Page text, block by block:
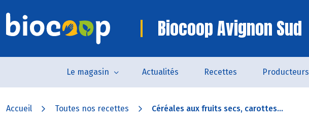
Biocoop Avignon Sud
Le magasin Actualités Recettes Producteurs
Accueil Toutes nos recettes Céréales aux fruits secs, carottes...